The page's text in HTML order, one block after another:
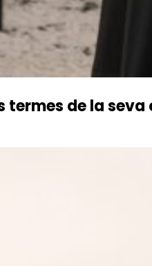
termes de la